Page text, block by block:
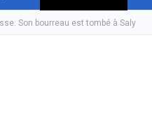
Son bourreau est tombé à Saly